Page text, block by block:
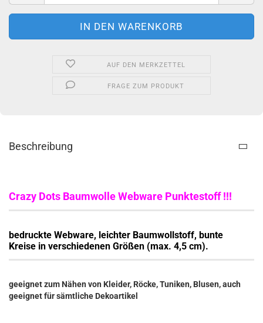
AUF DEN MERKZETTEL
FRAGE ZUM PRODUKT
Beschreibung
Crazy Dots Baumwolle Webware Punktestoff !!!
bedruckte Webware, leichter Baumwollstoff, bunte
Kreise in verschiedenen Größen (max. 4,5 cm).
geeignet zum Nähen von Kleider, Röcke, Tuniken, Blusen, auch
geeignet für sämtliche Dekoartikel